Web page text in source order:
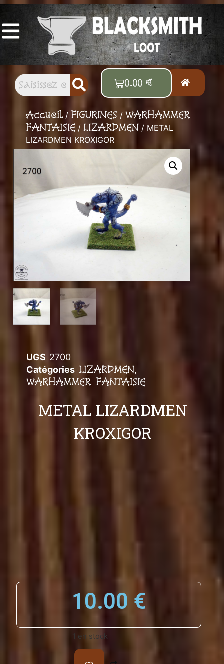
Vos figurines et accessoires Old School
préférés
0.00 €
Accueil/ FIGURINES /WARHAMMER
FANTAISIE /LIZARDMEN / METAL
LIZARDMEN KROXIGOR
METAL LIZARDMEN
KROXIGOR
UGS 2700
Catégories LIZARDMEN,
WARHAMMER FANTAISIE
10.00 €
1 en stock